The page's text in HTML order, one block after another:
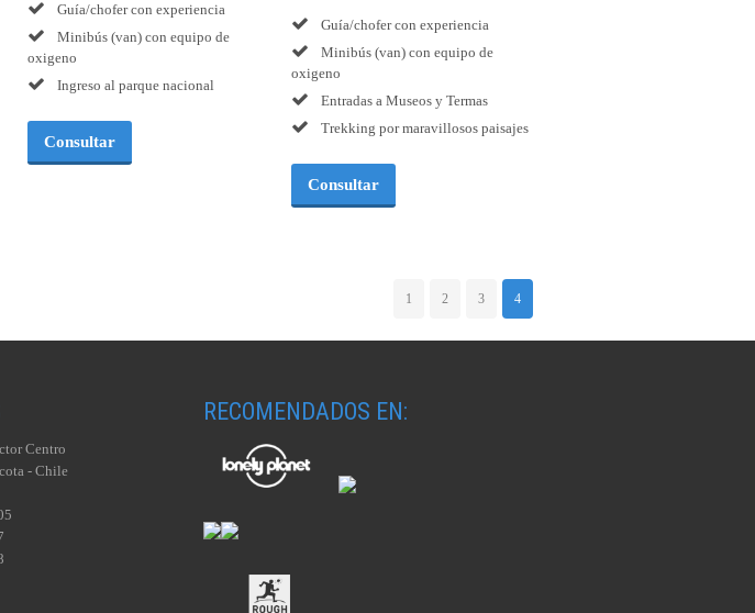
Guía/chofer con experiencia
Minibús (van) con equipo de
oxigeno
Ingreso al parque nacional
Consultar
Guía/chofer con experiencia
Minibús (van) con equipo de
oxigeno
Entradas a Museos y Termas
Trekking por maravillosos paisajes
Consultar
1 2 3 4
Centro
- Chile
RECOMENDADOS EN: